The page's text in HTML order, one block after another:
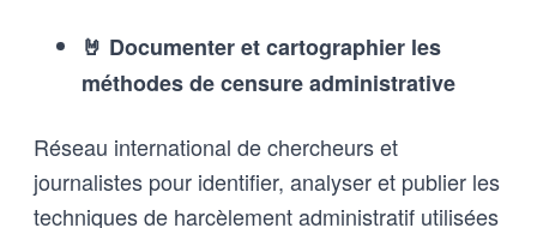
🤘 Documenter et cartographier les
méthodes de censure administrative
Réseau international de chercheurs et
journalistes pour identifier, analyser et publier les
techniques de harcèlement administratif utilisées